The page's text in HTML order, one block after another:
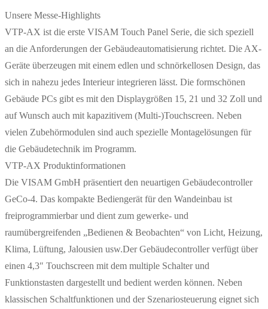
Unsere Messe-Highlights
VTP-AX ist die erste VISAM Touch Panel Serie, die sich speziell
an die Anforderungen der Gebäudeautomatisierung richtet. Die AX-
Geräte überzeugen mit einem edlen und schnörkellosen Design, das
sich in nahezu jedes Interieur integrieren lässt. Die formschönen
Gebäude PCs gibt es mit den Displaygrößen 15, 21 und 32 Zoll und
auf Wunsch auch mit kapazitivem (Multi-)Touchscreen. Neben
vielen Zubehörmodulen sind auch spezielle Montagelösungen für
die Gebäudetechnik im Programm.
VTP-AX Produktinformationen
Die VISAM GmbH präsentiert den neuartigen Gebäudecontroller
GeCo-4. Das kompakte Bediengerät für den Wandeinbau ist
freiprogrammierbar und dient zum gewerke- und
raumübergreifenden „Bedienen & Beobachten“ von Licht, Heizung,
Klima, Lüftung, Jalousien usw.Der Gebäudecontroller verfügt über
einen 4,3″ Touchscreen mit dem multiple Schalter und
Funktionstasten dargestellt und bedient werden können. Neben
klassischen Schaltfunktionen und der Szenariosteuerung eignet sich